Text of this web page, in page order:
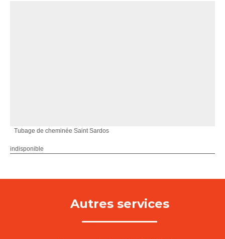
Tubage de cheminée Saint Sardos
indisponible
Autres services